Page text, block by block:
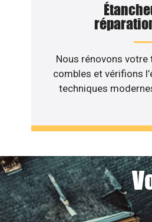
Nous rénovons
combles et vérifions
techniques